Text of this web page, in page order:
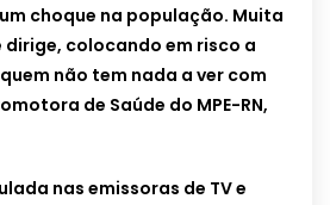
choque na população. Muita
dirige, colocando em risco a
não tem nada a ver com
de Saúde do MPE-RN,
nas emissoras de TV e